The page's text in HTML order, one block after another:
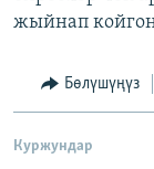
жыйнап
Бөлүшүңүз
Куржундар